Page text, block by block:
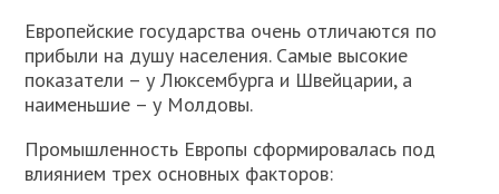
Европейские государства очень отличаются по
прибыли на душу населения. Самые высокие
показатели – у Люксембурга и Швейцарии, а
наименьшие – у Молдовы.
Промышленность Европы сформировалась под
влиянием трех основных факторов: